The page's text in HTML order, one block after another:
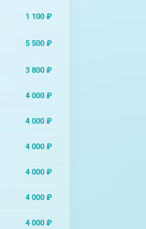
1 100 ₽
5 500 ₽
3 800 ₽
4 000 ₽
4 000 ₽
4 000 ₽
4 000 ₽
4 000 ₽
4 000 ₽